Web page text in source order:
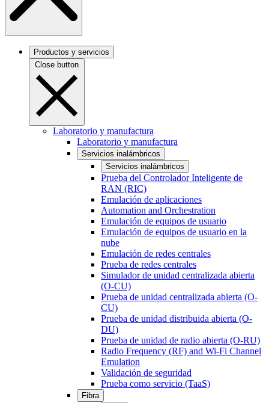
Productos y servicios
Close button
Laboratorio y manufactura
Laboratorio y manufactura
Servicios inalámbricos
Servicios inalámbricos
Prueba del Controlador Inteligente de
RAN (RIC)
Emulación de aplicaciones
Automation and Orchestration
Emulación de equipos de usuario
Emulación de equipos de usuario en la
nube
Emulación de redes centrales
Prueba de redes centrales
Simulador de unidad centralizada abierta
(O-CU)
Prueba de unidad centralizada abierta (O-
CU)
Prueba de unidad distribuida abierta (O-
DU)
Prueba de unidad de radio abierta (O-RU)
Radio Frequency (RF) and Wi-Fi Channel
Emulation
Validación de seguridad
Prueba como servicio (TaaS)
Fibra